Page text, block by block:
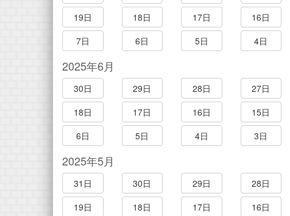
19日
18日 17日 16日
7日
6日 5日 4日
2025年6月
30日 29日 28日 27日
18日
17日 16日 15日
6日
5日 4日 3日
2025年5月
31日 30日 29日 28日
19日
18日 17日 16日